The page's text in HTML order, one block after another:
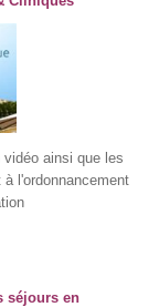
ainsi que les
l'ordonnancement
séjours en